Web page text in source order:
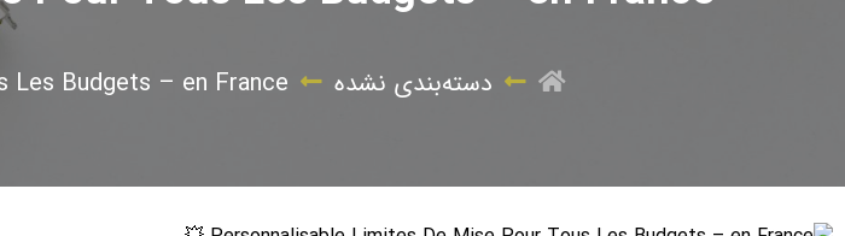
دسته‌بندی نشده Les Budgets – en France